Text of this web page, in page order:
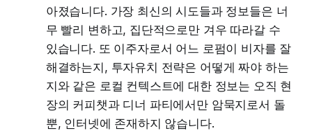
아졌습니다. 가장 최신의 시도들과 정보들은 너
무 빨리 변하고, 집단적으로만 겨우 따라갈 수
있습니다. 또 이주자로서 어느 로펌이 비자를 잘
해결하는지, 투자유치 전략은 어떻게 짜야 하는
지와 같은 로컬 컨텍스트에 대한 정보는 오직 현
장의 커피챗과 디너 파티에서만 암묵지로서 돌
뿐, 인터넷에 존재하지 않습니다.